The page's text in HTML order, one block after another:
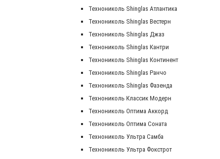
Технониколь Shinglas Атлантика
Технониколь Shinglas Вестерн
Технониколь Shinglas Джаз
Технониколь Shinglas Кантри
Технониколь Shinglas Континент
Технониколь Shinglas Ранчо
Технониколь Shinglas Фазенда
Технониколь Классик Модерн
Технониколь Оптима Аккорд
Технониколь Оптима Соната
Технониколь Ультра Самба
Технониколь Ультра Фокстрот